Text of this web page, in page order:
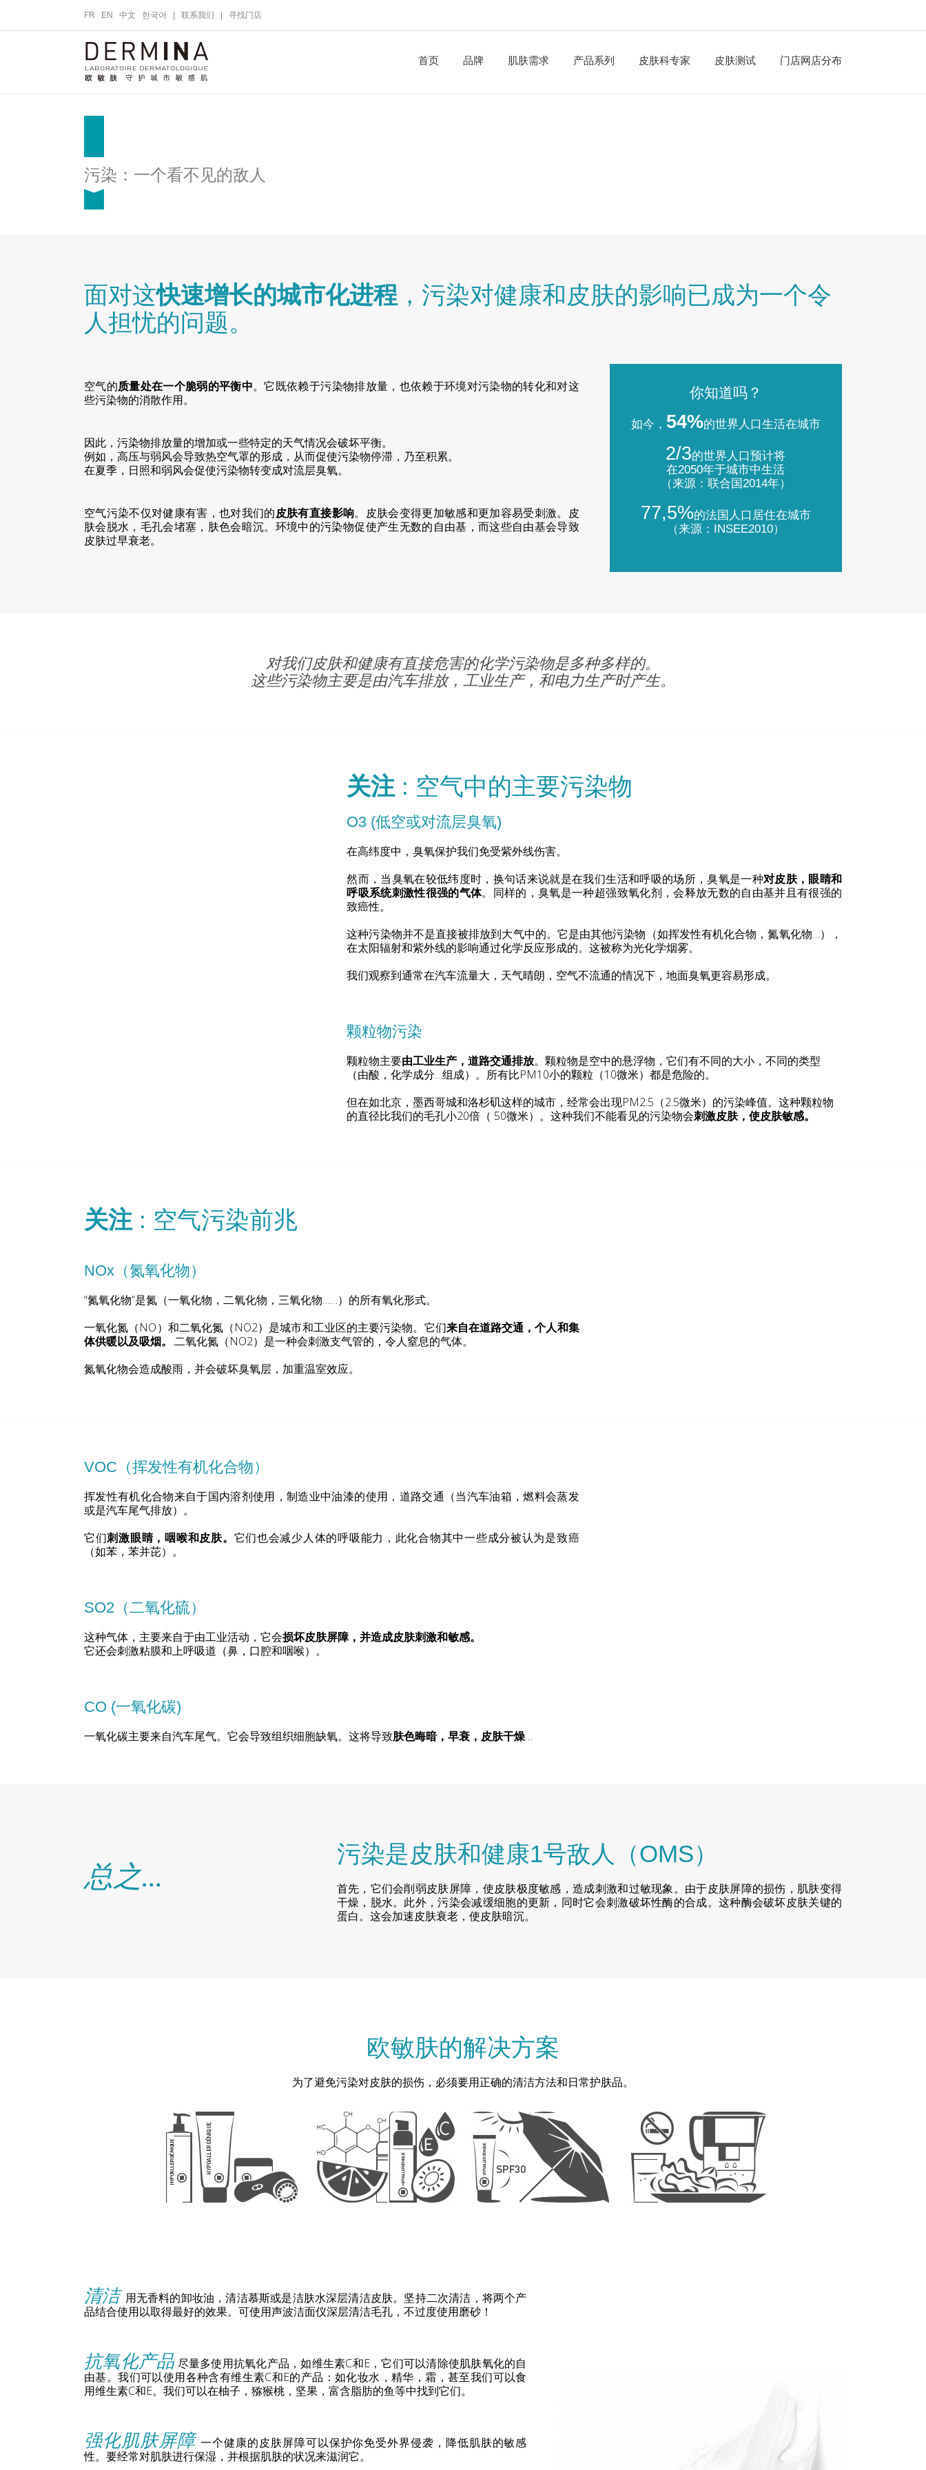
FR EN 中文 한국어 联系我们 寻找门店
首页 品牌 肌肤需求 产品系列 皮肤科专家 皮肤测试 门店网店分布
污染：一个看不见的敌人
面对这快速增长的城市化进程 ，污染对健康和皮肤的影响已成为一个令
人担忧的问题。
空气的质量处在一个脆弱的平衡中。它既依赖于污染物排放量，也依赖于环境对污染物的转化和对这
些污染物的消散作用。
因此，污染物排放量的增加或一些特定的天气情况会破坏平衡。
例如，高压与弱风会导致热空气罩的形成，从而促使污染物停滞，乃至积累。
在夏季，日照和弱风会促使污染物转变成对流层臭氧。
空气污染不仅对健康有害，也对我们的皮肤有直接影响。皮肤会变得更加敏感和更加容易受刺激。皮
肤会脱水，毛孔会堵塞，肤色会暗沉。环境中的污染物促使产生无数的自由基，而这些自由基会导致
皮肤过早衰老。
你知道吗？
如今， 54%的世界人口生活在城市
2/3的世界人口预计将
在2050年于城市中生活
（来源：联合国2014年）
77,5%的法国人口居住在城市
（来源：INSEE2010）
对我们皮肤和健康有直接危害的化学污染物是多种多样的。
这些污染物主要是由汽车排放，工业生产，和电力生产时产生。
关注 : 空气中的主要污染物
O3 (低空或对流层臭氧)
在高纬度中，臭氧保护我们免受紫外线伤害。
然而，当臭氧在较低纬度时，换句话来说就是在我们生活和呼吸的场所，臭氧是一种对皮肤，眼睛和
呼吸系统刺激性很强的气体。同样的，臭氧是一种超强致氧化剂，会释放无数的自由基并且有很强的
致癌性。
这种污染物并不是直接被排放到大气中的。它是由其他污染物（如挥发性有机化合物，氮氧化物…），
在太阳辐射和紫外线的影响通过化学反应形成的。这被称为光化学烟雾。
我们观察到通常在汽车流量大，天气晴朗，空气不流通的情况下，地面臭氧更容易形成。
颗粒物污染
颗粒物主要由工业生产，道路交通排放。颗粒物是空中的悬浮物，它们有不同的大小，不同的类型
（由酸，化学成分…组成）。所有比PM10小的颗粒（10微米）都是危险的。
但在如北京，墨西哥城和洛杉矶这样的城市，经常会出现PM2.5（2.5微米）的污染峰值。这种颗粒物
的直径比我们的毛孔小20倍（ 50微米）。这种我们不能看见的污染物会刺激皮肤，使皮肤敏感。
关注 : 空气污染前兆
NOx（氮氧化物）
“氮氧化物”是氮（一氧化物，二氧化物，三氧化物……）的所有氧化形式。
一氧化氮（NO）和二氧化氮（NO2）是城市和工业区的主要污染物。它们来自在道路交通，个人和集
体供暖以及吸烟。 .二氧化氮（NO2）是一种会刺激支气管的，令人窒息的气体。
氮氧化物会造成酸雨，并会破坏臭氧层，加重温室效应。
VOC（挥发性有机化合物）
挥发性有机化合物来自于国内溶剂使用，制造业中油漆的使用，道路交通（当汽车油箱，燃料会蒸发
或是汽车尾气排放）。
它们刺激眼睛，咽喉和皮肤。 它们也会减少人体的呼吸能力，此化合物其中一些成分被认为是致癌
（如苯，苯并芘）。
SO2（二氧化硫）
这种气体，主要来自于由工业活动，它会损坏皮肤屏障，并造成皮肤刺激和敏感。
它还会刺激粘膜和上呼吸道（鼻，口腔和咽喉）。
CO (一氧化碳)
一氧化碳主要来自汽车尾气。它会导致组织细胞缺氧。这将导致肤色晦暗，早衰，皮肤干燥…
总之…
污染是皮肤和健康1号敌人（OMS）
首先，它们会削弱皮肤屏障，使皮肤极度敏感，造成刺激和过敏现象。由于皮肤屏障的损伤，肌肤变得
干燥，脱水。此外，污染会减缓细胞的更新，同时它会刺激破坏性酶的合成。这种酶会破坏皮肤关键的
蛋白。这会加速皮肤衰老，使皮肤暗沉。
欧敏肤的解决方案
为了避免污染对皮肤的损伤，必须要用正确的清洁方法和日常护肤品。
清洁 用无香料的卸妆油，清洁慕斯或是洁肤水深层清洁皮肤。坚持二次清洁，将两个产
品结合使用以取得最好的效果。可使用声波洁面仪深层清洁毛孔，不过度使用磨砂！
抗氧化产品 尽量多使用抗氧化产品，如维生素C和E，它们可以清除使肌肤氧化的自
由基。我们可以使用各种含有维生素C和E的产品：如化妆水，精华，霜，甚至我们可以食
用维生素C和E。我们可以在柚子，猕猴桃，坚果，富含脂肪的鱼等中找到它们。
强化肌肤屏障一个健康的皮肤屏障可以保护你免受外界侵袭，降低肌肤的敏感
性。要经常对肌肤进行保湿，并根据肌肤的状况来滋润它。